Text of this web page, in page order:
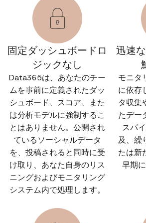
固定ダッシュボードロ
ジックなし
Data365は、あなたのチー
ムを事前に定義されたダッ
シュボード、スコア、また
は分析モデルに強制するこ
とはありません。公開され
ているソーシャルデータ
を、投稿されると同時に受
け取り、あなた自身のリス
ニングおよびモニタリング
システム内で処理します。
迅速
モニタ
に依存
タ収集
たデー
スパ
及、繰
たは新
早期